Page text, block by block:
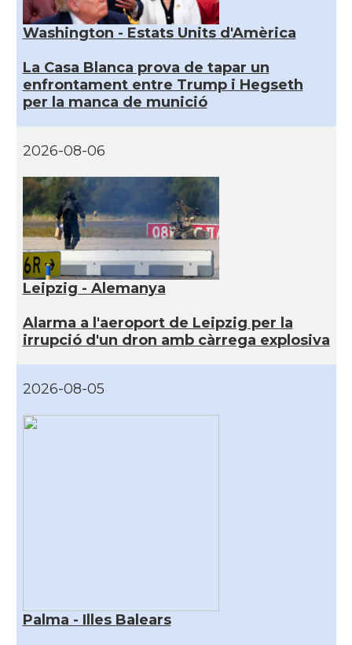
Washington - Estats Units d'Amèrica
La Casa Blanca prova de tapar un
enfrontament entre Trump i Hegseth
per la manca de munició
2026-08-06
Leipzig - Alemanya
Alarma a l'aeroport de Leipzig per la
irrupció d'un dron amb càrrega explosiva
2026-08-05
Palma - Illes Balears